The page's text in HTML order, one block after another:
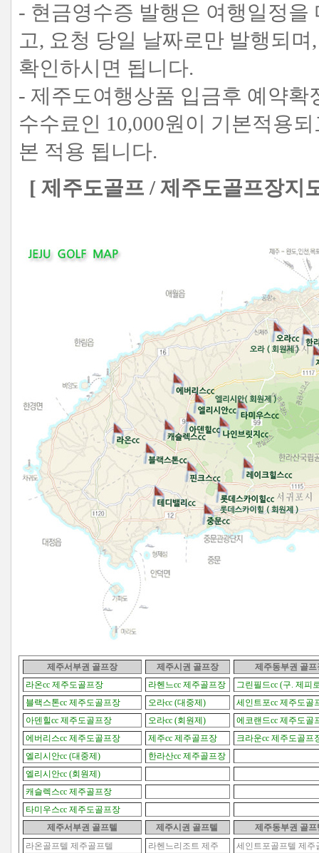
- 현금영수증 발행은 여행일정
고, 요청 당일 날짜로만 발행되
확인하시면 됩니다.
- 제주도여행상품 입금후 예약
수수료인 10,000원이 기본적용
본 적용 됩니다.
[ 제주도골프 / 제주도골프장지
제주서부권 골프장 제주시권 골프장 제주동부권 골프
라온cc 제주도골프장
라헨느cc 제주골프장
그린필드cc (구. 제피
블랙스톤cc 제주도골프장
오라cc (대중제)
세인트포cc 제주도골
아덴힐cc 제주도골프장
오라cc (회원제)
에코랜드cc 제주도골
에버리스cc 제주도골프장
제주cc 제주골프장
크라운cc 제주도골프
엘리시안cc (대중제)
한라산cc 제주골프장
엘리시안cc (회원제)
캐슬렉스cc 제주골프장
타미우스cc 제주도골프장
제주서부권 골프텔
제주시권 골프텔 제주동부권 골프
라온골프텔 제주골프텔
라헨느리조트 제주
세인트포골프텔 제주